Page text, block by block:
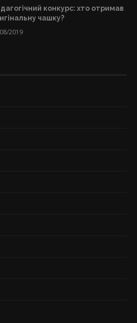
конкурс: хто отримав
чашку?
2019